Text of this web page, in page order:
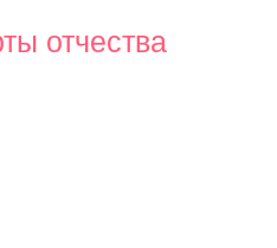
отчества